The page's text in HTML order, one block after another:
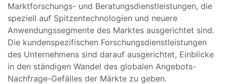
Marktforschungs- und Beratungsdienstleistungen, die
speziell auf Spitzentechnologien und neuere
Anwendungssegmente des Marktes ausgerichtet sind.
Die kundenspezifischen Forschungsdienstleistungen
des Unternehmens sind darauf ausgerichtet, Einblicke
in den ständigen Wandel des globalen Angebots-
Nachfrage-Gefälles der Märkte zu geben.